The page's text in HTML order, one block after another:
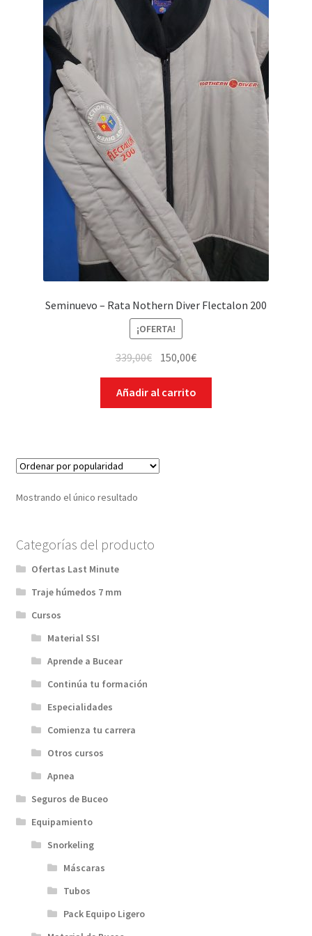
WEB YOBUCEO
Seminuevo – Rata Nothern Diver Flectalon 200
¡OFERTA!
339,00€ 150,00€
Añadir al carrito
Mostrando el único resultado
Categorías del producto
Ofertas Last Minute
Traje húmedos 7 mm
Cursos
Material SSI
Aprende a Bucear
Continúa tu formación
Especialidades
Comienza tu carrera
Otros cursos
Apnea
Seguros de Buceo
Equipamiento
Snorkeling
Máscaras
Tubos
Pack Equipo Ligero